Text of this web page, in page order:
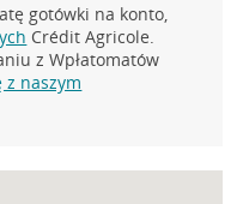
gotówki na konto,
Crédit Agricole.
z Wpłatomatów
z naszym